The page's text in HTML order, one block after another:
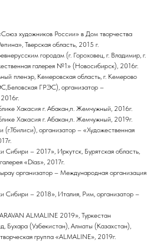
художников России» в Дом творчества
Тверская область, 2015 г.
городам (г. Гороховец, г. Владимир, г.
галерея №1» (Новосибирск), 2016г.
пленэр, Кемеровская область, г. Кемерово
ГРЭС), организатор –
Хакасия г. Абакан,п. Жемчужный, 2016г.
Хакасия г. Абакан,п. Жемчужный, 2019г.
организатор – «Художественная
– 2017», Иркутск, Бурятская область,
«Dias», 2017г.
организатор – Международная организация
Сибири – 2018», Италия, Рим, организатор –
ALMALINE 2019», Туркестан
Бухара (Узбекистан), Алматы (Казахстан),
группа «ALMALINE», 2019г.